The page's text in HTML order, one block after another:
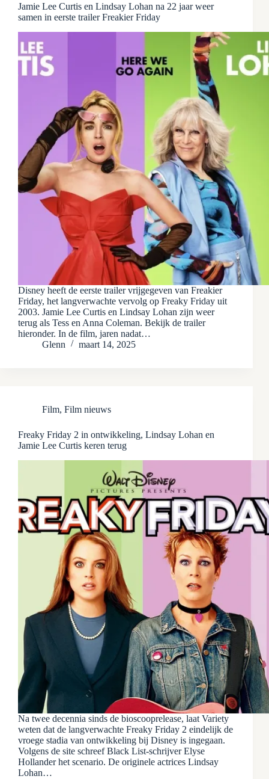
Jamie Lee Curtis en Lindsay Lohan na 22 jaar weer
samen in eerste trailer Freakier Friday
Disney heeft de eerste trailer vrijgegeven van Freakier
Friday, het langverwachte vervolg op Freaky Friday uit
2003. Jamie Lee Curtis en Lindsay Lohan zijn weer
terug als Tess en Anna Coleman. Bekijk de trailer
hieronder. In de film, jaren nadat…
Glenn
maart 14, 2025
Film, Film nieuws
Freaky Friday 2 in ontwikkeling, Lindsay Lohan en
Jamie Lee Curtis keren terug
Na twee decennia sinds de bioscooprelease, laat Variety
weten dat de langverwachte Freaky Friday 2 eindelijk de
vroege stadia van ontwikkeling bij Disney is ingegaan.
Volgens de site schreef Black List-schrijver Elyse
Hollander het scenario. De originele actrices Lindsay
Lohan…